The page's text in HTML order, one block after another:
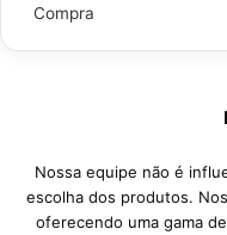
Compra
Nossa equipe não é
escolha dos produtos.
oferecendo uma gama